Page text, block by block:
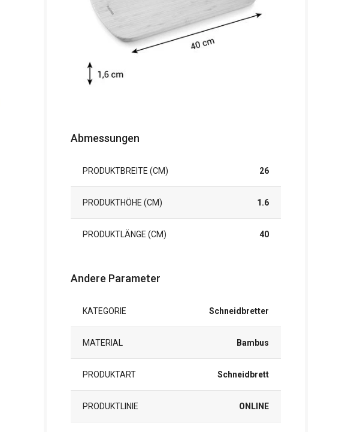
Abmessungen
PRODUKTBREITE (CM) 26
PRODUKTHÖHE (CM) 1.6
PRODUKTLÄNGE (CM) 40
Andere Parameter
KATEGORIE Schneidbretter
MATERIAL Bambus
PRODUKTART Schneidbrett
PRODUKTLINIE ONLINE